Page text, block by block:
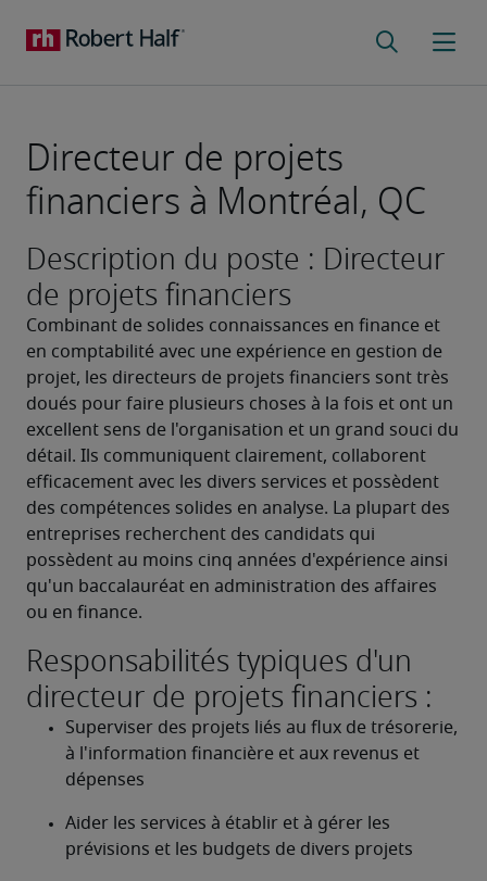
Directeur de projets
financiers à Montréal, QC
Description du poste : Directeur
de projets financiers
Combinant de solides connaissances en finance et
en comptabilité avec une expérience en gestion de
projet, les directeurs de projets financiers sont très
doués pour faire plusieurs choses à la fois et ont un
excellent sens de l'organisation et un grand souci du
détail. Ils communiquent clairement, collaborent
efficacement avec les divers services et possèdent
des compétences solides en analyse. La plupart des
entreprises recherchent des candidats qui
possèdent au moins cinq années d'expérience ainsi
qu'un baccalauréat en administration des affaires
ou en finance.
Responsabilités typiques d'un
directeur de projets financiers :
Superviser des projets liés au flux de trésorerie,
à l'information financière et aux revenus et
dépenses
Aider les services à établir et à gérer les
prévisions et les budgets de divers projets